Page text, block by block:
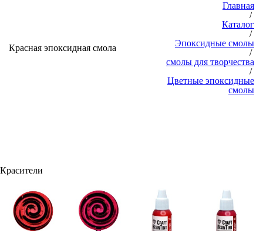
Красная эпоксидная смола
Главная
/
Каталог
/
Эпоксидные смолы
/
смолы для творчества
/
Цветные эпоксидные
смолы
Красители